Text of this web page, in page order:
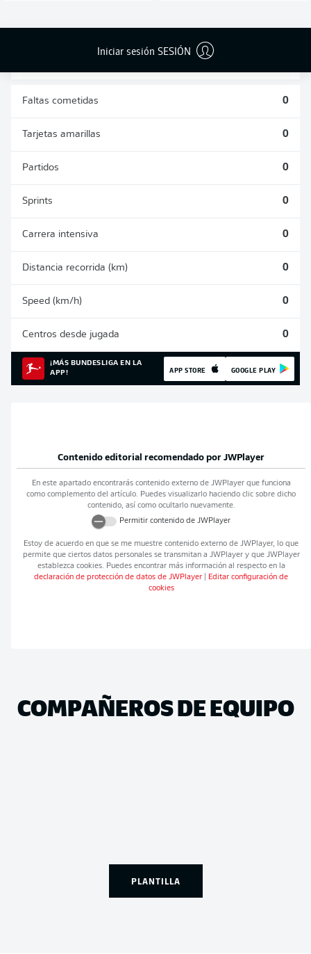
Iniciar sesión SESIÓN
DIVIDIDOS
0
AÉREOS
0
Faltas cometidas 0
Tarjetas amarillas 0
Partidos 0
Sprints 0
Carrera intensiva 0
Distancia recorrida (km) 0
Speed (km/h) 0
Centros desde jugada 0
¡MÁS BUNDESLIGA EN LA
APP!
APP STORE GOOGLE PLAY
Contenido editorial recomendado por JWPlayer
En este apartado encontrarás contenido externo de JWPlayerque funciona
como complemento del artículo. Puedes visualizarlo haciendo clic sobre dicho
contenido, así como ocultarlo nuevamente.
Permitir contenido de JWPlayer
Estoy de acuerdo en que se me muestre contenido externo de JWPlayer, lo que
permite que ciertos datos personales se transmitan a JWPlayery que JWPlayer
establezca cookies. Puedes encontrar más información al respecto en la
declaración de protección de datos de JWPlayer
Editar configuración de
cookies
COMPAÑEROS DE EQUIPO
PLANTILLA